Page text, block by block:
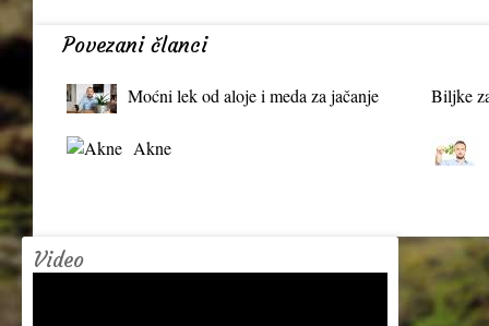
Povezani članci
Moćni lek od aloje i meda za jačanje
Biljke
Akne
Video